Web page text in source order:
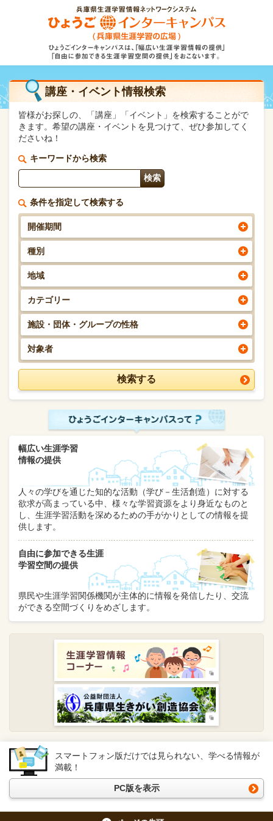
講座・イベント情報検索
皆様がお探しの、「講座」「イベント」を検索することがで
きます。希望の講座・イベントを見つけて、ぜひ参加してく
ださいね！
キーワードから検索
条件を指定して検索する
開催期間
種別
地域
カテゴリー
施設・団体・グループの性格
対象者
幅広い生涯学習
情報の提供
人々の学びを通じた知的な活動（学び－生活創造）に対する
欲求が高まっている中、様々な学習資源をより身近なものと
し、生涯学習活動を深めるための手がかりとしての情報を提
供します。
自由に参加できる生涯
学習空間の提供
県民や生涯学習関係機関が主体的に情報を発信したり、交流
ができる空間づくりをめざします。
スマートフォン版だけでは見られない、学べる情報が
満載！
PC版を表示